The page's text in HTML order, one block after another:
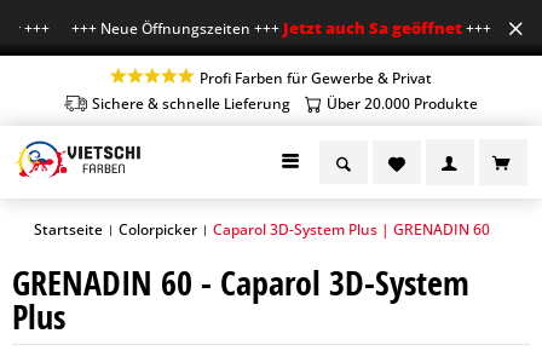
+++ +++ Neue Öffnungszeiten +++Jetzt auch Sa geöffnet+++ Mo-Fr 7-
Profi Farben für Gewerbe & Privat
Sichere & schnelle Lieferung
Über 20.000 Produkte
Startseite | Colorpicker | Caparol 3D-System Plus | GRENADIN 60
GRENADIN 60 - Caparol 3D-System
Plus